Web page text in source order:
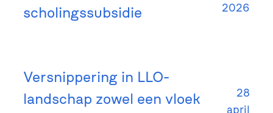
scholingssubsidie
2026
Versnippering in LLO-
landschap zowel een vloek
28
april